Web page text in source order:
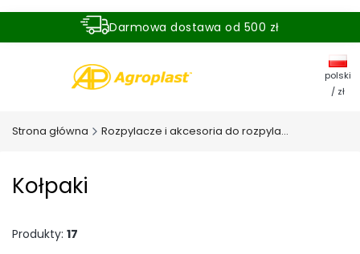
Darmowa dostawa od 500 zł
polski
/ zł
Strona główna Rozpylacze i akcesoria do rozpylaczy
Kołpaki
Produkty: 17